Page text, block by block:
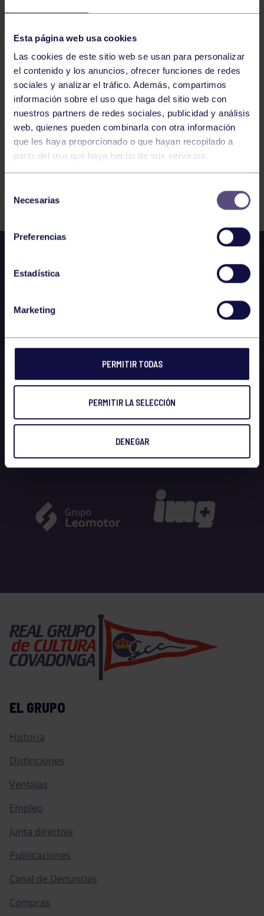
Esta página web usa cookies
Las cookies de este sitio web se usan para personalizar
el contenido y los anuncios, ofrecer funciones de redes
sociales y analizar el tráfico. Además, compartimos
información sobre el uso que haga del sitio web con
nuestros partners de redes sociales, publicidad y análisis
web, quienes pueden combinarla con otra información
que les haya proporcionado o que hayan recopilado a
partir del uso que haya hecho de sus servicios.
Necesarias
Preferencias
Estadística
Marketing
PERMITIR TODAS
PERMITIR LA SELECCIÓN
DENEGAR
GIJÓN
JJEEPPA BENJAMÍN SALA: RGCC A – CP
CABUEÑES
821 822 823 824 825 826 827
FILTRAR
EL GRUPO
Historia
Distinciones
Ventajas
Empleo
Junta directiva
Publicaciones
Canal de Denuncias
Compras